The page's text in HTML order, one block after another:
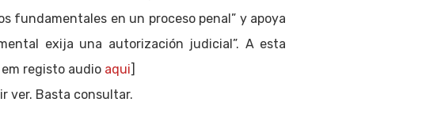
fundamentales en un proceso penal” y apoya
exija una autorización judicial”. A esta
registo audio aqui]
ver. Basta consultar.